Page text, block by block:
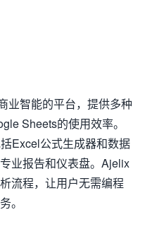
业智能的平台，提供多种
Sheets的使用效率。
Excel公式生成器和数据
业报告和仪表盘。Ajelix
流程，让用户无需编程
。